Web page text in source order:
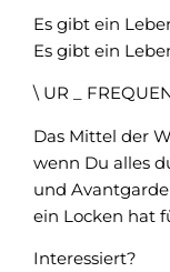
Es gibt ein
Es gibt ein
\ UR _
Das Mittel der
wenn Du alles
und
ein Locken hat
Interessiert?